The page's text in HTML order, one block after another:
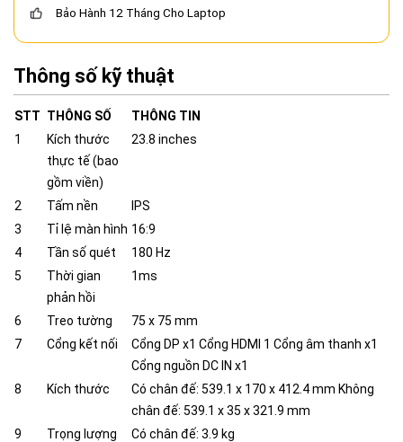
Bảo Hành 12 Tháng Cho Laptop
Thông số kỹ thuật
STT THÔNG SỐ
THÔNG TIN
1
Kích thước
thực tế (bao
gồm viền)
23.8 inches
2 Tấm nền
IPS
3
Tỉ lệ màn hình 16:9
4
Tần số quét
180 Hz
5
Thời gian
phản hồi
1ms
6 Treo tường
75 x 75 mm
7
Cổng kết nối
Cổng DP x1 Cổng HDMI 1 Cổng âm thanh x1
Cổng nguồn DC IN x1
8
Kích thước
Có chân đế: 539.1 x 170 x 412.4 mm Không
chân đế: 539.1 x 35 x 321.9 mm
9
Trọng lượng
Có chân đế: 3.9 kg